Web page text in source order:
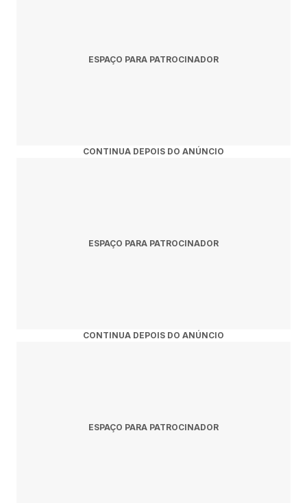
ESPAÇO PARA PATROCINADOR
CONTINUA DEPOIS DO ANÚNCIO
ESPAÇO PARA PATROCINADOR
CONTINUA DEPOIS DO ANÚNCIO
ESPAÇO PARA PATROCINADOR